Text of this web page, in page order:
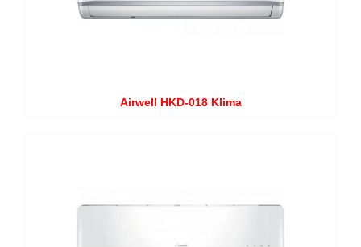
Airwell HKD-018 Klima